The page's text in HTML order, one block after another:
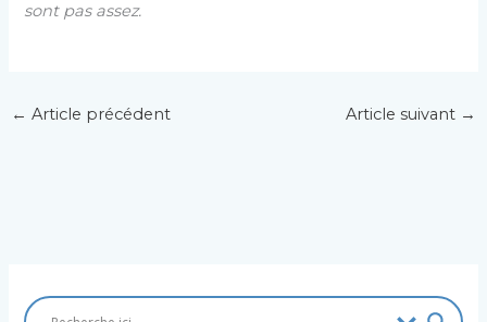
sont pas assez.
← Article précédent Article suivant →